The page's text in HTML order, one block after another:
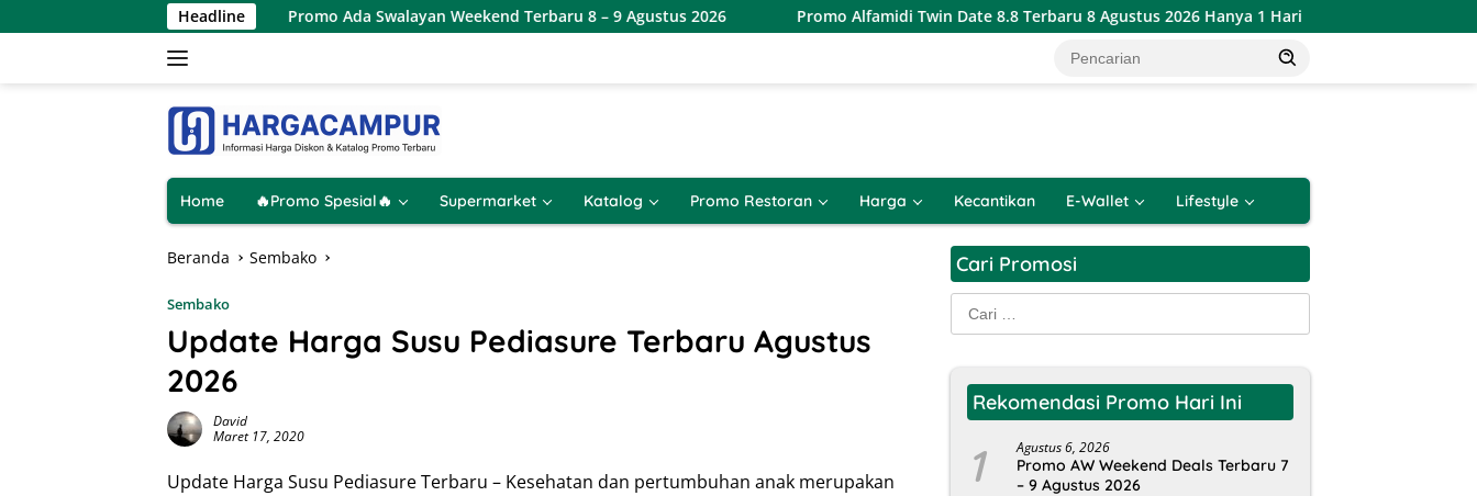
ke
Headline
Promo Ada Swalayan Weekend Terbaru 8 – 9 Agustus 2026 Promo Alfamidi Twin Date 8.8 Terbaru 8 Agustus 2026 Hanya 1 Hari Katalog Promo PSM
Home 🔥Promo Spesial🔥 Supermarket Katalog Promo Restoran Harga Kecantikan E-Wallet Lifestyle
Beranda Sembako
Sembako
Update Harga Susu Pediasure Terbaru Agustus
2026
David
Maret 17, 2020
Update Harga Susu Pediasure Terbaru – Kesehatan dan pertumbuhan anak merupakan
Cari Promosi
Cari
untuk:
Rekomendasi Promo Hari Ini
1 Agustus 6, 2026
Promo AW Weekend Deals Terbaru 7
– 9 Agustus 2026